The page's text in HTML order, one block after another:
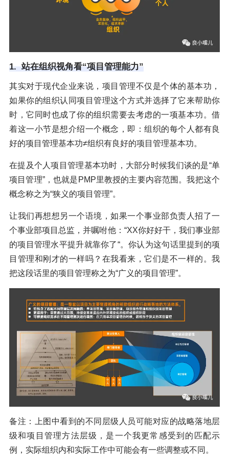
1. 站在组织视角看“项目管理能力”
其实对于现代企业来说，项目管理不仅是个体的基本功，
如果你的组织认同项目管理这个方式并选择了它来帮助你
时，它同时也成了你的组织需要去考虑的一项基本功。借
着这一小节是想介绍一个概念，即：组织的每个人都有良
好的项目管理基本功≠组织有良好的项目管理基本功。
在提及个人项目管理基本功时，大部分时候我们谈的是“单
项目管理”，也就是PMP里教授的主要内容范围。我把这个
概念称之为“狭义的项目管理”。
让我们再想想另一个语境，如果一个事业部负责人招了一
个事业部项目总监，并嘱咐他：“XX你好好干，我们事业部
的项目管理水平提升就靠你了“。你认为这句话里提到的项
目管理和刚才的一样吗？在我看来，它们是不一样的。我
把这段话里的项目管理称之为“广义的项目管理”。
备注：上图中看到的不同层级人员可能对应的战略落地层
级和项目管理方法层级，是一个我更常感受到的匹配示
例，实际组织内和实际工作中可能会有一些调整或不同。